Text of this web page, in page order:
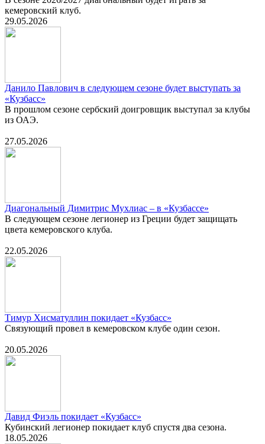
кемеровский клуб.
29.05.2026
Данило Павлович в следующем сезоне будет выступать за
«Кузбасс»
В прошлом сезоне сербский доигровщик выступал за клубы
из ОАЭ.
27.05.2026
Диагональный Димитрис Мухлиас – в «Кузбассе»
В следующем сезоне легионер из Греции будет защищать
цвета кемеровского клуба.
22.05.2026
Тимур Хисматуллин покидает «Кузбасс»
Связующий провел в кемеровском клубе один сезон.
20.05.2026
Давид Фиэль покидает «Кузбасс»
Кубинский легионер покидает клуб спустя два сезона.
18.05.2026